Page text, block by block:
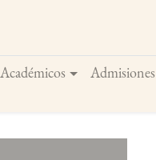
Admisiones